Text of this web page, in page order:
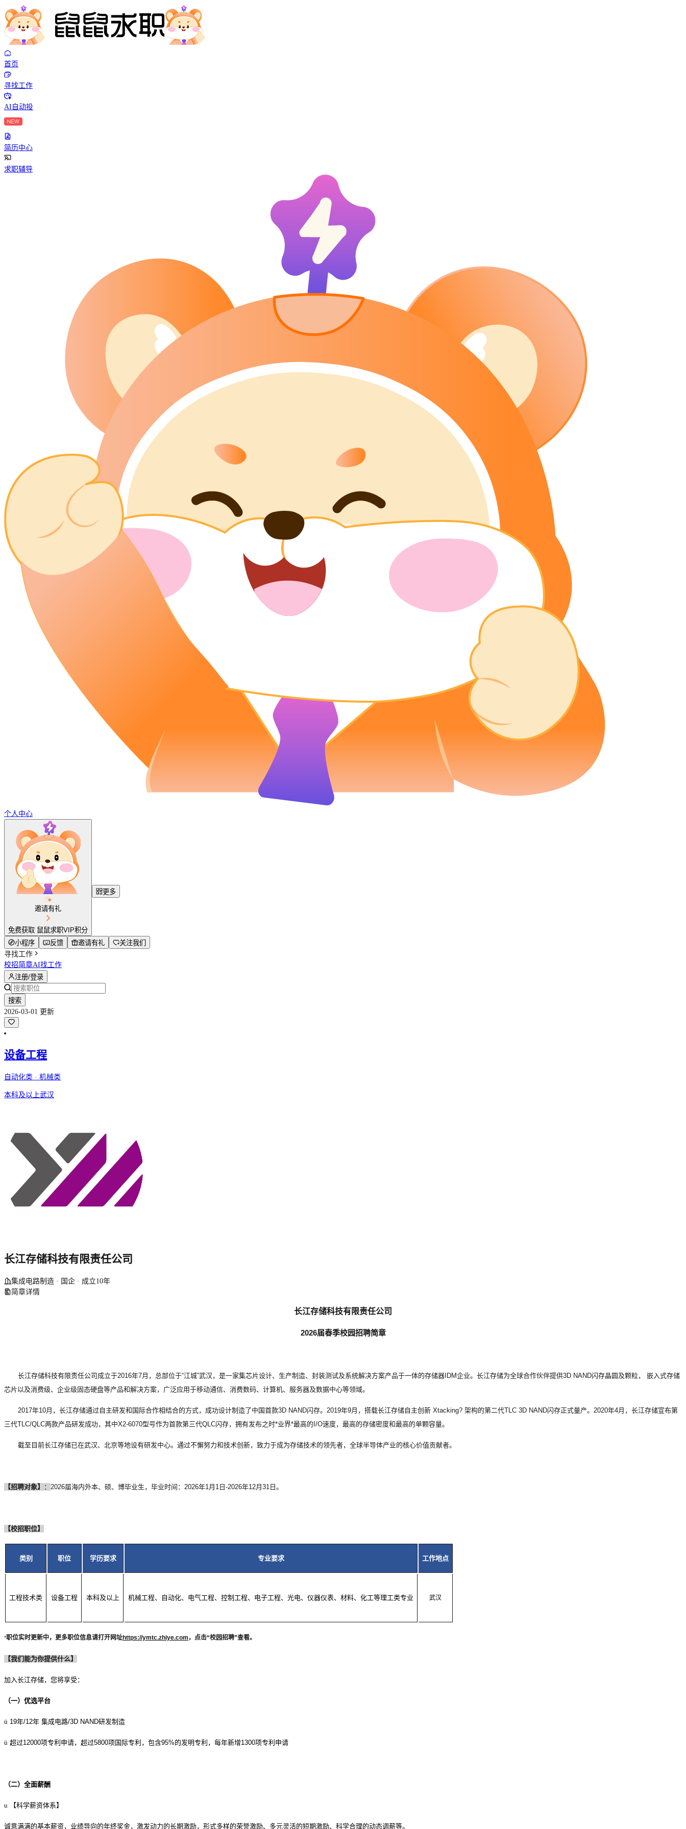
首页
寻找工作
AI自动投
简历中心
求职辅导
个人中心
邀请有礼
免费获取 鼠鼠求职VIP积分
更多
小程序 反馈 邀请有礼
关注我们
寻找工作
校招简章AI找工作
注册/登录
搜索
2026-03-01 更新
设备工程
自动化类 · 机械类
本科及以上武汉
长江存储科技有限责任公司
集成电路制造 · 国企 · 成立10年
简章详情
长江存储科技有限责任公司
2026届春季校园招聘简章
长江存储科技有限责任公司成立于2016年7月，总部位于“江城”武汉，是一家集芯片设计、生产制造、封装测试及系统解决方案产品于一体的存储器IDM企业。长江存储为全球合作伙伴提供3D NAND闪存晶圆及颗粒， 嵌入式存储
芯片以及消费级、企业级固态硬盘等产品和解决方案，广泛应用于移动通信、消费数码、计算机、服务器及数据中心等领域。
2017年10月，长江存储通过自主研发和国际合作相结合的方式，成功设计制造了中国首款3D NAND闪存。2019年9月，搭载长江存储自主创新 Xtacking? 架构的第二代TLC 3D NAND闪存正式量产。2020年4月，长江存储宣布第
三代TLC/QLC两款产品研发成功，其中X2-6070型号作为首款第三代QLC闪存，拥有发布之时*业界*最高的I/O速度，最高的存储密度和最高的单颗容量。
截至目前长江存储已在武汉、北京等地设有研发中心。通过不懈努力和技术创新，致力于成为存储技术的领先者，全球半导体产业的核心价值贡献者。
【招聘对象】 ： 2026届海内外本、硕、博毕业生，毕业时间：2026年1月1日-2026年12月31日。
【校招职位】
类别 职位 学历要求 专业要求 工作地点
工程技术类 设备工程 本科及以上 机械工程、自动化、电气工程、控制工程、电子工程、光电、仪器仪表、材料、化工等理工类专业 武汉
*职位实时更新中，更多职位信息请打开网址https://ymtc.zhiye.com ，点击“校园招聘”查看。
【我们能为你提供什么】
加入长江存储，您将享受：
（一）优选平台
ü 19年/12年 集成电路/3D NAND研发制造
ü 超过12000项专利申请，超过5800项国际专利，包含95%的发明专利，每年新增1300项专利申请
（二）全面薪酬
u 【科学薪资体系】
诚意满满的基本薪资，业绩导向的年终奖金，激发动力的长期激励，形式多样的荣誉激励、多元灵活的短期激励、科学合理的动态调薪等。